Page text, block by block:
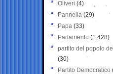
Oliveri (4)
Pannella (29)
Papa (33)
Parlamento (1.428)
partito del popolo
(30)
Partito Democratico